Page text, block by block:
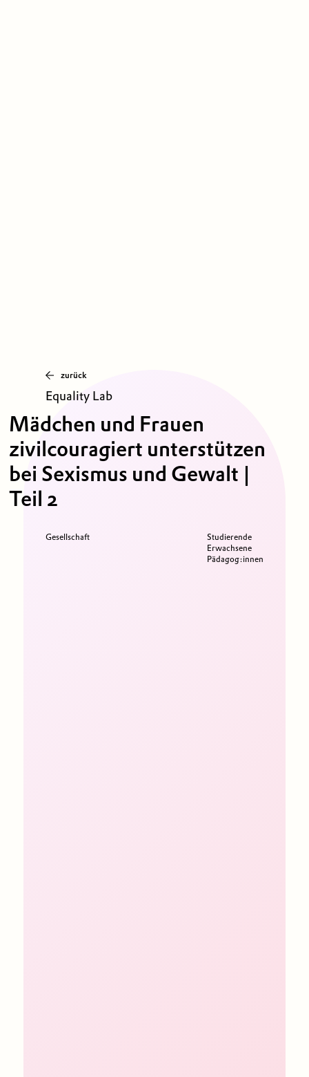
zurück
Equality Lab
Mädchen und Frauen
zivilcouragiert unterstützen
bei Sexismus und Gewalt |
Teil 2
Gesellschaft
Studierende
Erwachsene
Pädagog:innen